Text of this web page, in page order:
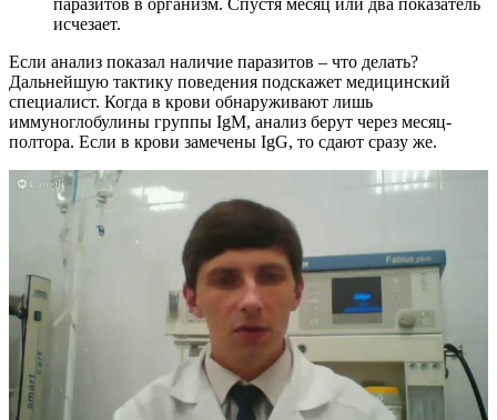
паразитов в организм. Спустя месяц или два показатель
исчезает.
Если анализ показал наличие паразитов – что делать?
Дальнейшую тактику поведения подскажет медицинский
специалист. Когда в крови обнаруживают лишь
иммуноглобулины группы IgM, анализ берут через месяц-
полтора. Если в крови замечены IgG, то сдают сразу же.